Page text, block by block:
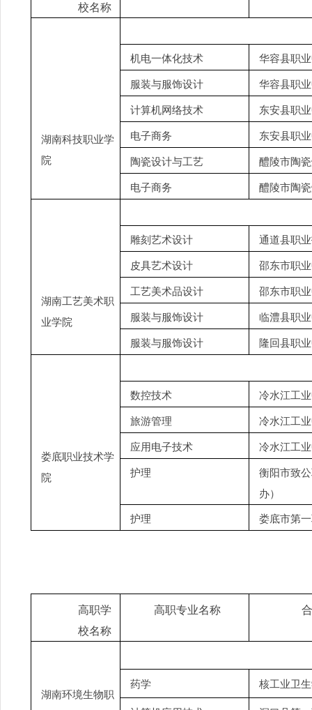
校名称
湖南科技职业学
院
机电一体化技术 华容县职
服装与服饰设计 华容县职
计算机网络技术 东安县职
电子商务 东安县职
陶瓷设计与工艺 醴陵市陶
电子商务 醴陵市陶
湖南工艺美术职
业学院
雕刻艺术设计 通道县职
皮具艺术设计 邵东市职
工艺美术品设计 邵东市职
服装与服饰设计 临澧县职
服装与服饰设计 隆回县职
娄底职业技术学
院
数控技术 冷水江工
旅游管理 冷水江工
应用电子技术 冷水江工
护理
衡阳市致
办）
护理 娄底市第
高职学
校名称
高职专业名称
湖南环境生物职
药学 核工业卫